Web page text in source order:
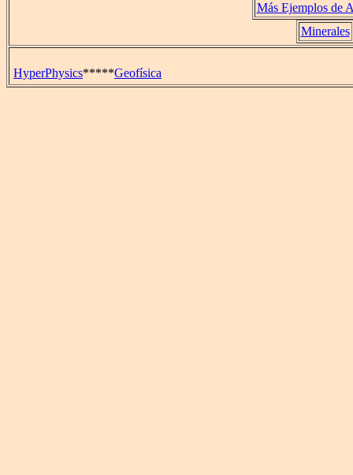
Más Ejemplos de
Minerales
HyperPhysics*****Geofísica